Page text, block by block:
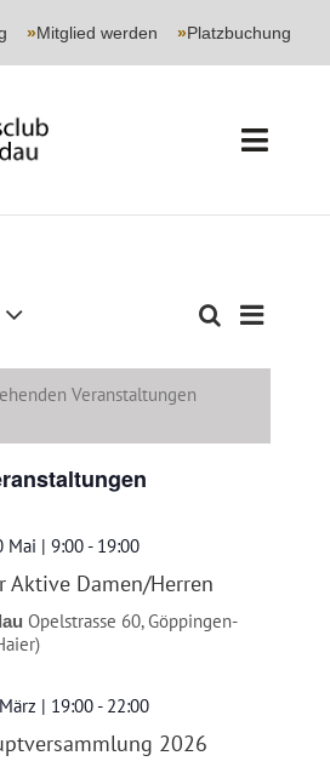
»Mitglied werden »Platzbuchung
SPORT
EVENTS
Suche
und
SucheMonat
Veranstaltungen
Mai | 9:00- 19:00
Aktive Damen/Herren
Opelstrasse 60, Göppingen-
| 19:00- 22:00
2026